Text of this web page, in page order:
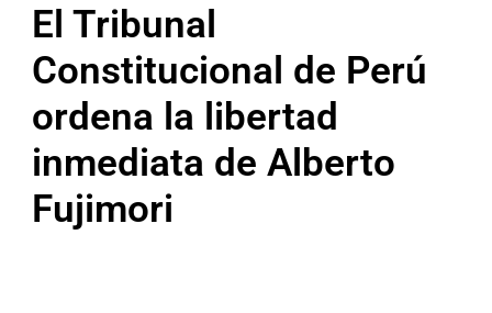
El Tribunal
Constitucional de Perú
ordena la libertad
inmediata de Alberto
Fujimori